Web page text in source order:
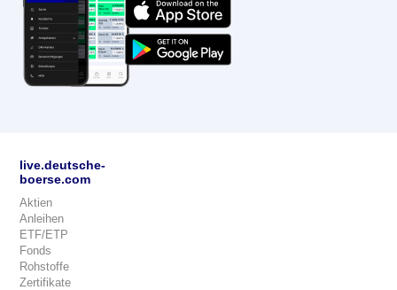
live.deutsche-
boerse.com
Aktien
Anleihen
ETF/ETP
Fonds
Rohstoffe
Zertifikate